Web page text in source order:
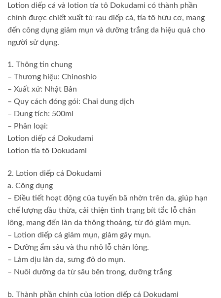
Lotion diếp cá và lotion tía tô Dokudami có thành phần
chính được chiết xuất từ rau diếp cá, tía tô hữu cơ, mang
đến công dụng giảm mụn và dưỡng trắng da hiệu quả cho
người sử dụng.
1. Thông tin chung
– Thương hiệu: Chinoshio
– Xuất xứ: Nhật Bản
– Quy cách đóng gói: Chai dung dịch
– Dung tích: 500ml
– Phân loại:
Lotion diếp cá Dokudami
Lotion tía tô Dokudami
2. Lotion diếp cá Dokudami
a. Công dụng
– Điều tiết hoạt động của tuyến bã nhờn trên da, giúp hạn
chế lượng dầu thừa, cải thiện tình trạng bít tắc lỗ chân
lông, mang đến làn da thông thoáng, từ đó giảm mụn.
– Lotion diếp cá giảm mụn, giảm gây mụn.
– Dưỡng ẩm sâu và thu nhỏ lỗ chân lông.
– Làm dịu làn da, sưng đỏ do mụn.
– Nuôi dưỡng da từ sâu bên trong, dưỡng trắng
b. Thành phần chính của lotion diếp cá Dokudami